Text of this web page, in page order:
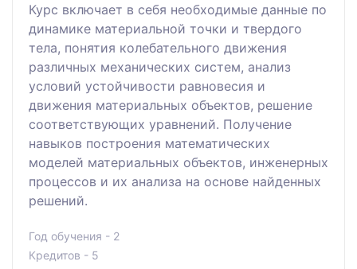
Курс включает в себя необходимые данные по
динамике материальной точки и твердого
тела, понятия колебательного движения
различных механических систем, анализ
условий устойчивости равновесия и
движения материальных объектов, решение
соответствующих уравнений. Получение
навыков построения математических
моделей материальных объектов, инженерных
процессов и их анализа на основе найденных
решений.
Год обучения - 2
Кредитов - 5